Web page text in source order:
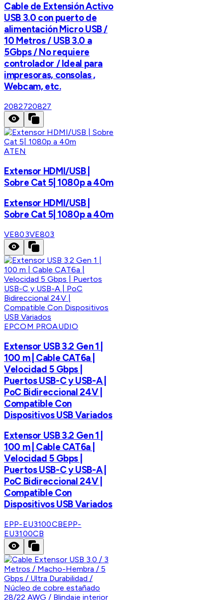
Cable de Extensión Activo
USB 3.0 con puerto de
alimentación Micro USB /
10 Metros / USB 3.0 a
5Gbps / No requiere
controlador / Ideal para
impresoras, consolas ,
Webcam, etc.
2082720827
ATEN
Extensor HDMI/USB |
Sobre Cat 5| 1080p a 40m
Extensor HDMI/USB |
Sobre Cat 5| 1080p a 40m
VE803VE803
EPCOM PROAUDIO
Extensor USB 3.2 Gen 1 |
100 m | Cable CAT6a |
Velocidad 5 Gbps |
Puertos USB-C y USB-A |
PoC Bidireccional 24V |
Compatible Con
Dispositivos USB Variados
Extensor USB 3.2 Gen 1 |
100 m | Cable CAT6a |
Velocidad 5 Gbps |
Puertos USB-C y USB-A |
PoC Bidireccional 24V |
Compatible Con
Dispositivos USB Variados
EPP-EU3100CBEPP-
EU3100CB